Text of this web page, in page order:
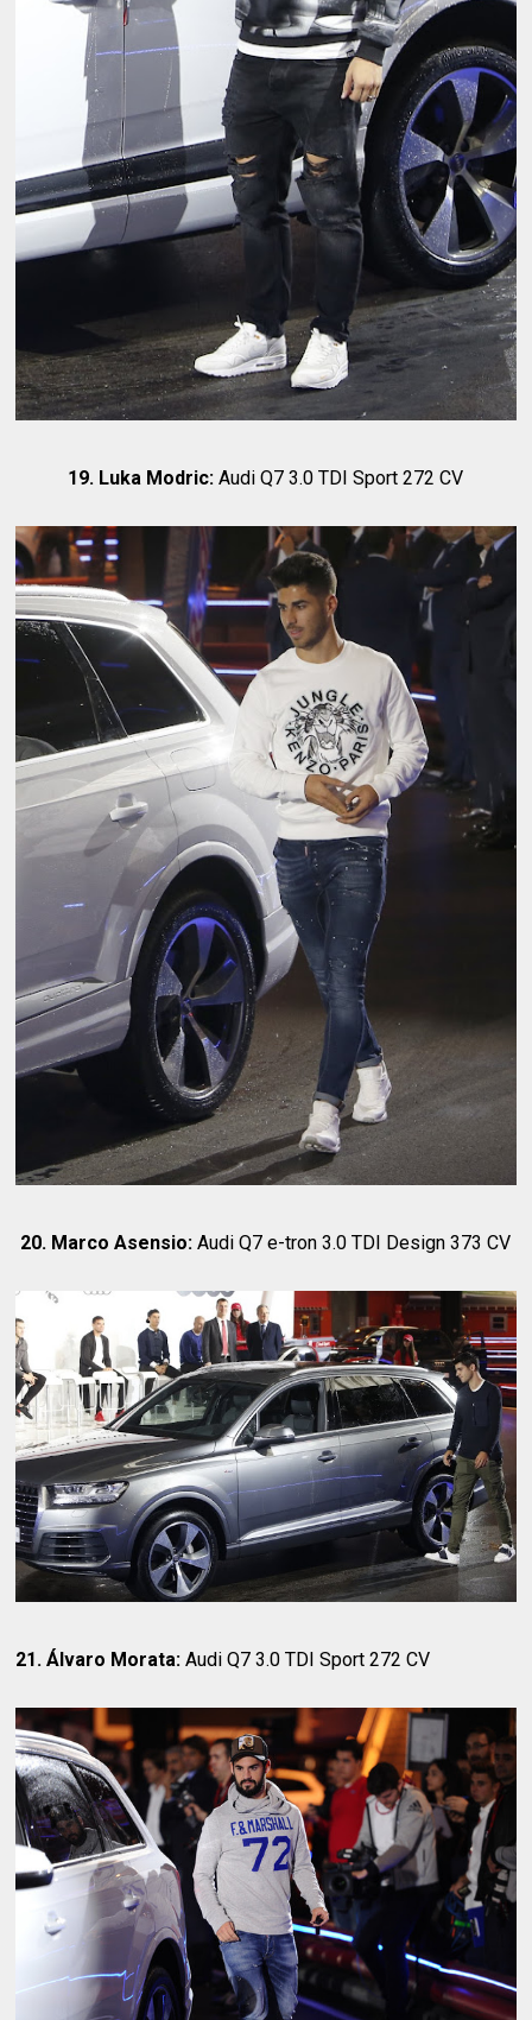
19. Luka Modric: Audi Q7 3.0 TDI Sport 272 CV
20. Marco Asensio: Audi Q7 e-tron 3.0 TDI Design 373 CV
21. Álvaro Morata: Audi Q7 3.0 TDI Sport 272 CV